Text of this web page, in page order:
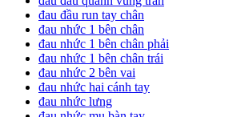
đau đầu run tay chân
đau nhức 1 bên chân
đau nhức 1 bên chân phải
đau nhức 1 bên chân trái
đau nhức 2 bên vai
đau nhức hai cánh tay
đau nhức lưng